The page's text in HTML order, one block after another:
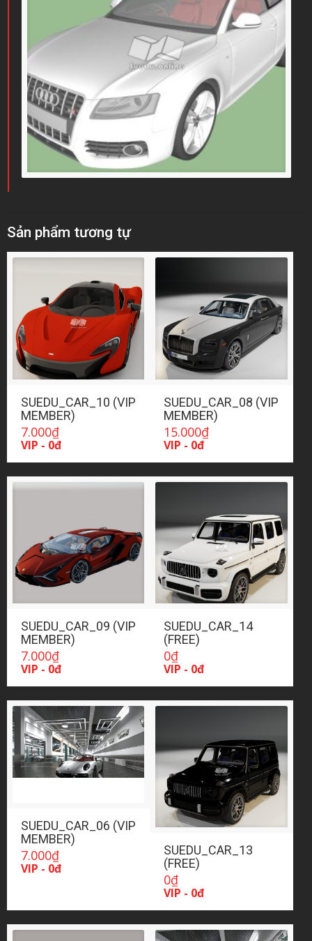
Sản phẩm tương tự
SUEDU_CAR_10 (VIP
MEMBER)
7.000₫
VIP - 0đ
SUEDU_CAR_08 (VIP
MEMBER)
15.000₫
VIP - 0đ
SUEDU_CAR_09 (VIP
MEMBER)
7.000₫
VIP - 0đ
SUEDU_CAR_14
(FREE)
0₫
VIP - 0đ
SUEDU_CAR_06 (VIP
MEMBER)
7.000₫
VIP - 0đ
SUEDU_CAR_13
(FREE)
0₫
VIP - 0đ